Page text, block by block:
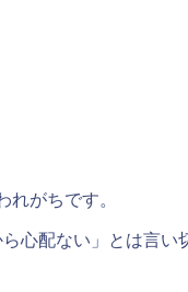
がちです。
心配ない」とは言い